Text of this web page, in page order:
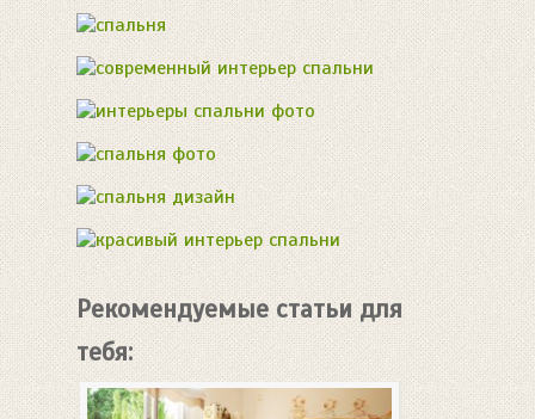
Рекомендуемые статьи для
тебя: